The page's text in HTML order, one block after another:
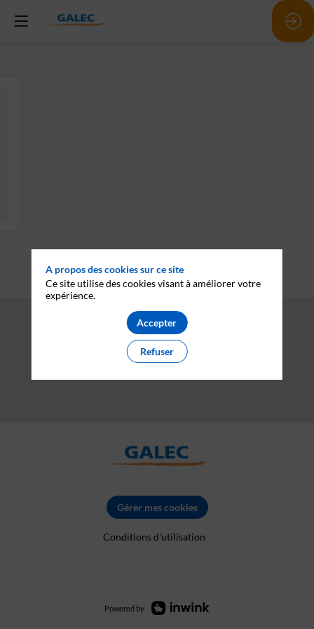
Gérer mes cookies
Conditions d'utilisation
Powered by
A propos des cookies sur ce site
Ce site utilise des cookies visant à améliorer votre
expérience.
Accepter
Refuser